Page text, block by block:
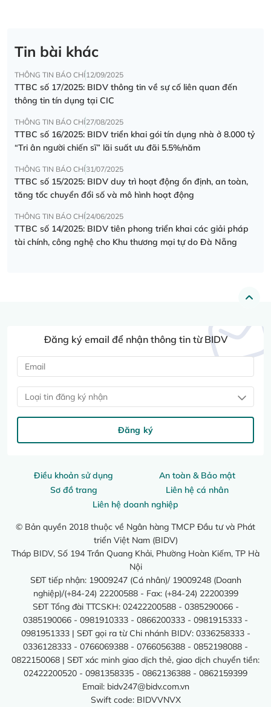
Tin bài khác
THÔNG TIN BÁO CHÍ12/09/2025
TTBC số 17/2025: BIDV thông tin về sự cố liên quan đến
thông tin tín dụng tại CIC
THÔNG TIN BÁO CHÍ27/08/2025
TTBC số 16/2025: BIDV triển khai gói tín dụng nhà ở 8.000 tỷ
“Tri ân người chiến sĩ” lãi suất ưu đãi 5.5%/năm
THÔNG TIN BÁO CHÍ31/07/2025
TTBC số 15/2025: BIDV duy trì hoạt động ổn định, an toàn,
tăng tốc chuyển đổi số và mô hình hoạt động
THÔNG TIN BÁO CHÍ24/06/2025
TTBC số 14/2025: BIDV tiên phong triển khai các giải pháp
tài chính, công nghệ cho Khu thương mại tự do Đà Nẵng
Điều khoản sử dụng
An toàn & Bảo mật
Sơ đồ trang
Liên hệ cá nhân
Liên hệ doanh nghiệp
© Bản quyền 2018 thuộc về Ngân hàng TMCP Đầu tư và Phát
triển Việt Nam (BIDV)
Tháp BIDV, Số 194 Trần Quang Khải, Phường Hoàn Kiếm, TP Hà
Nội
SĐT tiếp nhận: 19009247 (Cá nhân)/ 19009248 (Doanh
nghiệp)/(+84-24) 22200588 - Fax: (+84-24) 22200399
SĐT Tổng đài TTCSKH: 02422200588 - 0385290066 -
0385190066 - 0981910333 - 0866200333 - 0981915333 -
0981951333 | SĐT gọi ra từ Chi nhánh BIDV: 0336258333 -
0336128333 - 0766069388 - 0766056388 - 0852198088 -
0822150068 | SĐT xác minh giao dịch thẻ, giao dịch chuyển tiền:
02422200520 - 0981358335 - 0862136388 - 0862159399
Email: bidv247@bidv.com.vn
Swift code: BIDVVNVX
Đăng ký email để nhận thông tin từ BIDV
Loại tin đăng ký nhận
Đăng ký